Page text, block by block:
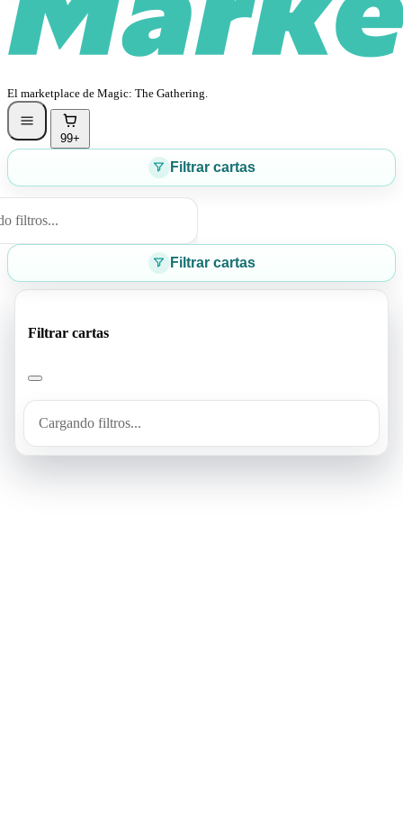
El marketplace de Magic: The Gathering.
99+
Filtrar cartas
filtros...
Filtrar cartas
Filtrar cartas
Cargando filtros...